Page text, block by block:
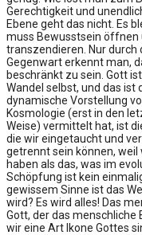
Gerechtigkeit und
Ebene geht das nicht. Es
muss Bewusstsein öffnen
transzendieren. Nur
Gegenwart erkennt man,
beschränkt zu sein. Gott
Wandel selbst, und das ist
dynamische Vorstellung
Kosmologie (erst in den
Weise) vermittelt hat, ist
die wir eingetaucht und
getrennt sein können,
haben als das, was im
Schöpfung ist kein
gewissem Sinne ist das
wird? Es wird alles! Das
Gott, der das
wir eine Art Ikone Gottes